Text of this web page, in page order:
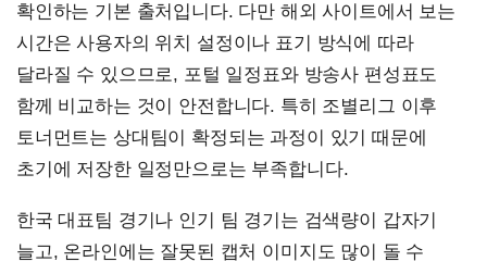
확인하는 기본 출처입니다. 다만 해외 사이트에서 보는
시간은 사용자의 위치 설정이나 표기 방식에 따라
달라질 수 있으므로, 포털 일정표와 방송사 편성표도
함께 비교하는 것이 안전합니다. 특히 조별리그 이후
토너먼트는 상대팀이 확정되는 과정이 있기 때문에
초기에 저장한 일정만으로는 부족합니다.
한국 대표팀 경기나 인기 팀 경기는 검색량이 갑자기
늘고, 온라인에는 잘못된 캡처 이미지도 많이 돌 수